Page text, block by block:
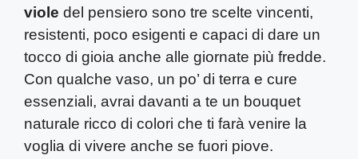
viole del pensiero sono tre scelte vincenti,
resistenti, poco esigenti e capaci di dare un
tocco di gioia anche alle giornate più fredde.
Con qualche vaso, un po’ di terra e cure
essenziali, avrai davanti a te un bouquet
naturale ricco di colori che ti farà venire la
voglia di vivere anche se fuori piove.